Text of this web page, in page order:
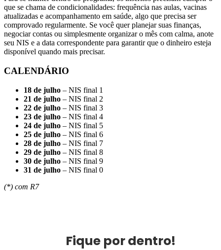
que se chama de condicionalidades: frequência nas aulas, vacinas
atualizadas e acompanhamento em saúde, algo que precisa ser
comprovado regularmente. Se você quer planejar suas finanças,
negociar contas ou simplesmente organizar o mês com calma, anote
seu NIS e a data correspondente para garantir que o dinheiro esteja
disponível quando mais precisar.
CALENDÁRIO
18 de julho – NIS final 1
21 de julho – NIS final 2
22 de julho – NIS final 3
23 de julho – NIS final 4
24 de julho – NIS final 5
25 de julho – NIS final 6
28 de julho – NIS final 7
29 de julho – NIS final 8
30 de julho – NIS final 9
31 de julho – NIS final 0
(*) com R7
Fique por dentro!